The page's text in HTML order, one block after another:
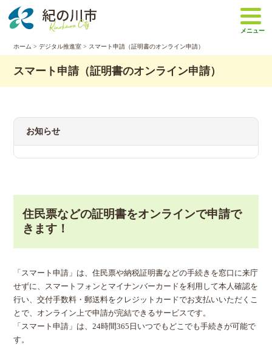
メニュー
ホーム >デジタル推進室 > スマート申請（証明書のオンライン申請）
スマート申請（証明書のオンライン申請）
お知らせ
住民票などの証明書をオンラインで申請で
きます！
「スマート申請」は、住民票や納税証明書などの手続きを窓口に来庁
せずに、スマートフォンとマイナンバーカードを利用して本人確認を
行い、交付手数料・郵送料をクレジットカードでお支払いいただくこ
とで、オンライン上で申請が完結できるサービスです。
「スマート申請」は、24時間365日いつでもどこでも手続きが可能で
す。